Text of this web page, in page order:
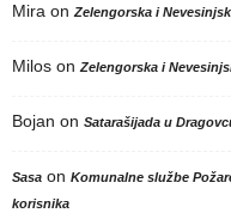
Mira on Zelengorska i
Milos on Zelengorska i
Bojan on Satarašijada u
Sasa on Komunalne službe
korisnika